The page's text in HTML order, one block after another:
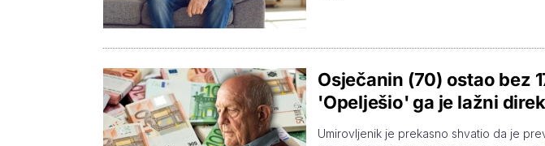
Osječanin (70) ostao bez
'Opelješio' ga je lažni
Umirovljenik je prekasno shvatio da je